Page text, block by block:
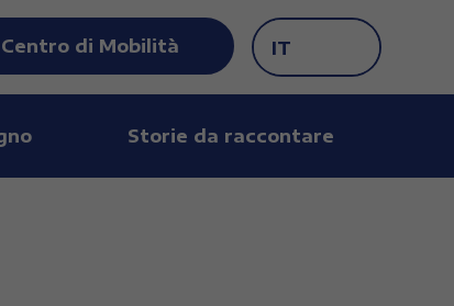
di Mobilità IT
Storie da raccontare